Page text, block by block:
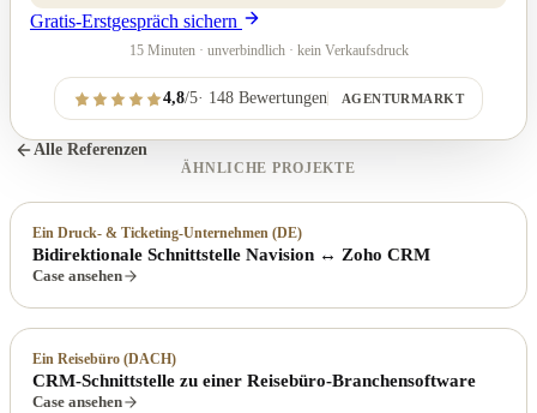
Gratis-Erstgespräch sichern
15 Minuten · unverbindlich · kein Verkaufsdruck
4,8/5· 148Bewertungen AGENTURMARKT
Alle Referenzen
ÄHNLICHE PROJEKTE
Ein Druck- & Ticketing-Unternehmen (DE)
Bidirektionale Schnittstelle Navision ↔ Zoho CRM
Case ansehen
Ein Reisebüro (DACH)
CRM-Schnittstelle zu einer Reisebüro-Branchensoftware
Case ansehen